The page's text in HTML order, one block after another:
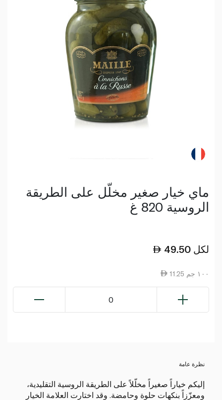
ماي خيار صغير مخلّل على الطريقة
الروسية 820 غ
49.50 لكل
11.25 ١٠٠ جم
0
نظرة عامة
إليكم خياراً صغيراً مخلّلاً على الطريقة الروسية التقليدية،
ومعزّزاً بنكهات حلوة وحامضة. وقد اختارت العلامة الخيار